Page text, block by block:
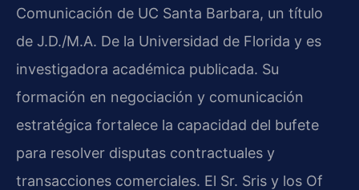
Comunicación de UC Santa Barbara, un título
de J.D./M.A. De la Universidad de Florida y es
investigadora académica publicada. Su
formación en negociación y comunicación
estratégica fortalece la capacidad del bufete
para resolver disputas contractuales y
transacciones comerciales. El Sr. Sris y los Of